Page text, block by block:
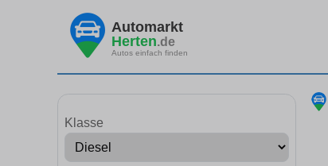
Automarkt
Herten.de
Autos einfach finden
Klasse